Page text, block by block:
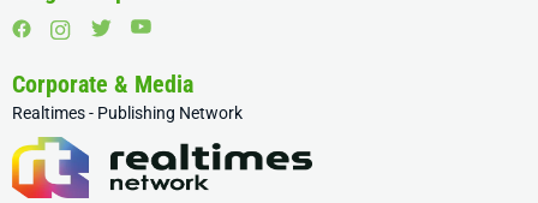
Corporate & Media
Realtimes - Publishing Network